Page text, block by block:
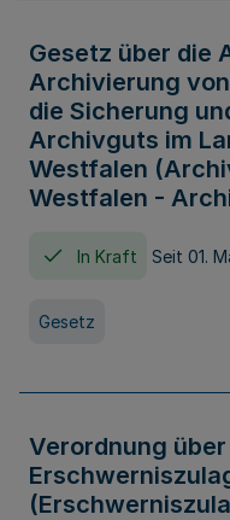
Gesetz über die
Archivierung
die Sicherung
Archivguts im
Westfalen
Westfalen -
In Kraft Seit 01.
Gesetz
Verordnung